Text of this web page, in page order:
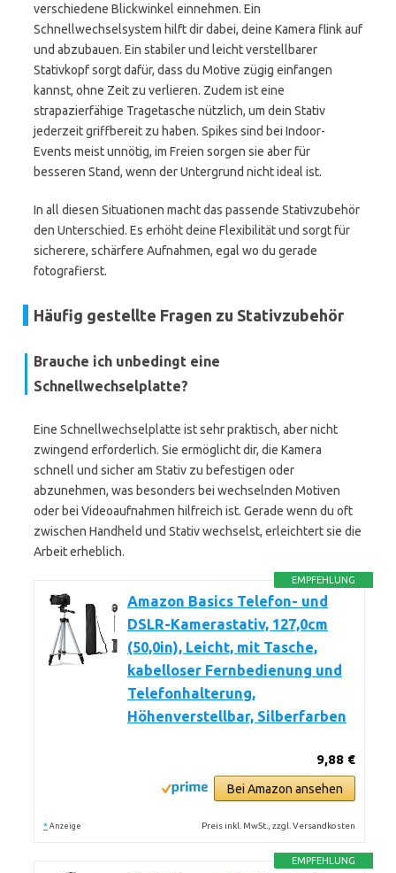
verschiedene Blickwinkel einnehmen. Ein
Schnellwechselsystem hilft dir dabei, deine Kamera flink auf
und abzubauen. Ein stabiler und leicht verstellbarer
Stativkopf sorgt dafür, dass du Motive zügig einfangen
kannst, ohne Zeit zu verlieren. Zudem ist eine
strapazierfähige Tragetasche nützlich, um dein Stativ
jederzeit griffbereit zu haben. Spikes sind bei Indoor-
Events meist unnötig, im Freien sorgen sie aber für
besseren Stand, wenn der Untergrund nicht ideal ist.
In all diesen Situationen macht das passende Stativzubehör
den Unterschied. Es erhöht deine Flexibilität und sorgt für
sicherere, schärfere Aufnahmen, egal wo du gerade
fotografierst.
Häufig gestellte Fragen zu Stativzubehör
Brauche ich unbedingt eine
Schnellwechselplatte?
Eine Schnellwechselplatte ist sehr praktisch, aber nicht
zwingend erforderlich. Sie ermöglicht dir, die Kamera
schnell und sicher am Stativ zu befestigen oder
abzunehmen, was besonders bei wechselnden Motiven
oder bei Videoaufnahmen hilfreich ist. Gerade wenn du oft
zwischen Handheld und Stativ wechselst, erleichtert sie die
Arbeit erheblich.
EMPFEHLUNG
Amazon Basics Telefon- und
DSLR-Kamerastativ, 127,0cm
(50,0in), Leicht, mit Tasche,
kabelloser Fernbedienung und
Telefonhalterung,
Höhenverstellbar, Silberfarben
9,88 €
Bei Amazon ansehen
* Anzeige Preis inkl. MwSt., zzgl. Versandkosten
EMPFEHLUNG